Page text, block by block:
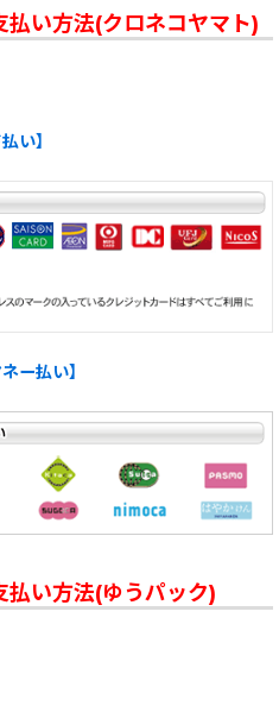
い方法(クロネコヤマト)
い】
ー払い】
い方法(ゆうパック)